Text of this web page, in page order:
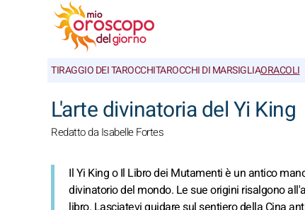
TIRAGGIO DEI TAROCCHITAROCCHI DI MARSIGLIAORACOLI
L'arte divinatoria del Yi King
Redatto da Isabelle Fortes
Il Yi King o Il Libro dei Mutamenti è un antico
divinatorio del mondo. Le sue origini risalgono